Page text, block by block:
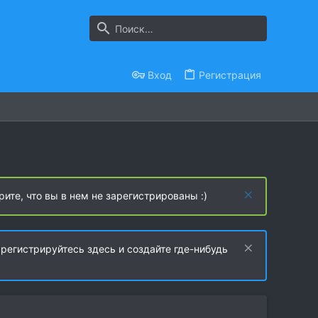
Вход Регистрация
что вы в нем не зарегистрированы :)
здесь и создайте где-нибудь